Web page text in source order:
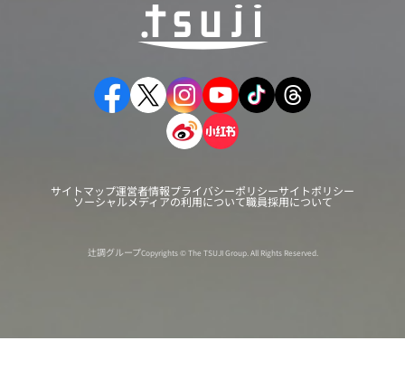
サイトマップ運営者情報プライバシーポリシーサイトポリシー
ソーシャルメディアの利用について職員採用について
辻調グループCopyrights © The TSUJI Group. All Rights Reserved.